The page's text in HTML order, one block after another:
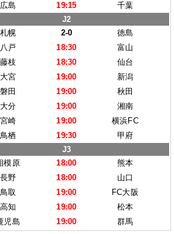
広島
19:15
千葉
J2
札幌
2-0
徳島
八戸
18:30
富山
藤枝
18:30
仙台
大宮
19:00
新潟
磐田
19:00
秋田
大分
19:00
湘南
宮崎
19:00
横浜FC
鳥栖
19:30
甲府
J3
模原
18:00
熊本
長野
18:00
山口
鳥取
19:00
FC大阪
高知
19:00
松本
児島
19:00 群馬